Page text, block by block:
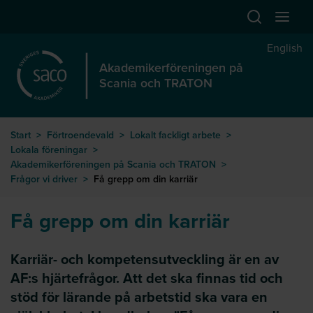
Öppna
Akademikerföreningen på
Scania och TRATON
English
Start > Förtroendevald > Lokalt fackligt arbete >
Lokala föreningar >
Akademikerföreningen på Scania och TRATON >
Frågor vi driver > Få grepp om din karriär
Få grepp om din karriär
Karriär- och kompetensutveckling är en av
AF:s hjärtefrågor. Att det ska finnas tid och
stöd för lärande på arbetstid ska vara en